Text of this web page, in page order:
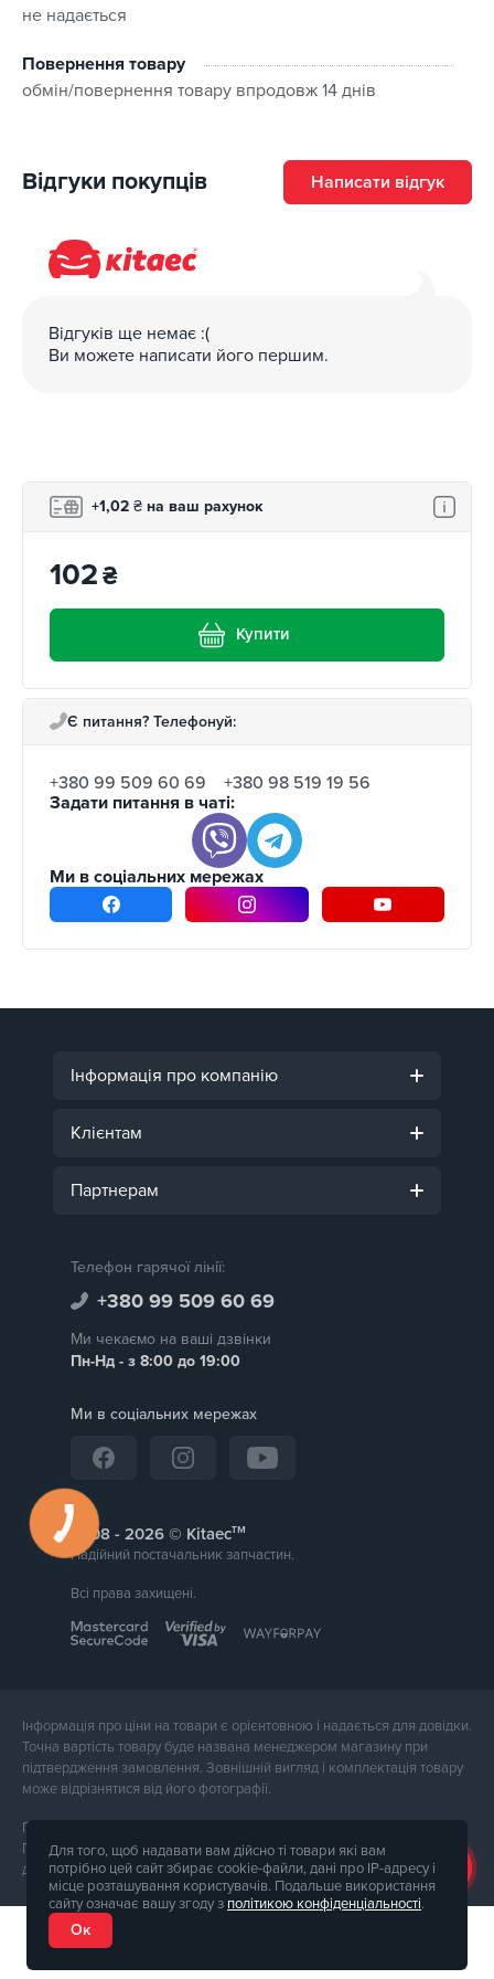
не надається
Повернення товару
обмін/повернення товару впродовж 14 днів
Відгуки покупців Написати відгук
Відгуків ще немає :(
Ви можете написати його першим.
+1,02 ₴ на ваш рахунок
102₴
Купити
Є питання? Телефонуй:
+380 99 509 60 69
+380 98 519 19 56
Задати питання в чаті:
Ми в соціальних мережах
Інформація про компанію
Клієнтам
Партнерам
Телефон гарячої лінії:
+380 99 509 60 69
Ми чекаємо на ваші дзвінки
Пн-Нд - з 8:00 до 19:00
Ми в соціальних мережах
2008 - © Kitaecтм
Надійний постачальник запчастин.
Всі права захищені.
Інформація про ціни на товари є орієнтовною і надається для довідки.
Точна вартість товару буде названа менеджером магазину при
підтвердження замовлення. Зовнішній вигляд і комплектація товару
може відрізнятися від його фотографії.
Послуги надає ФОП Тюпа Петро Павлович, ІПН 2770105454.
Політика конфіденційності доступна запосиланням. Публічна оферта
доступна запосиланням.
Для того, щоб надавати вам дійсно ті товари які вам
потрібно цей сайт збирає cookie-файли, дані про IP-адресу і
місце розташування користувачів. Подальше використання
сайту означає вашу згоду з політикою конфіденціальності.
Ок